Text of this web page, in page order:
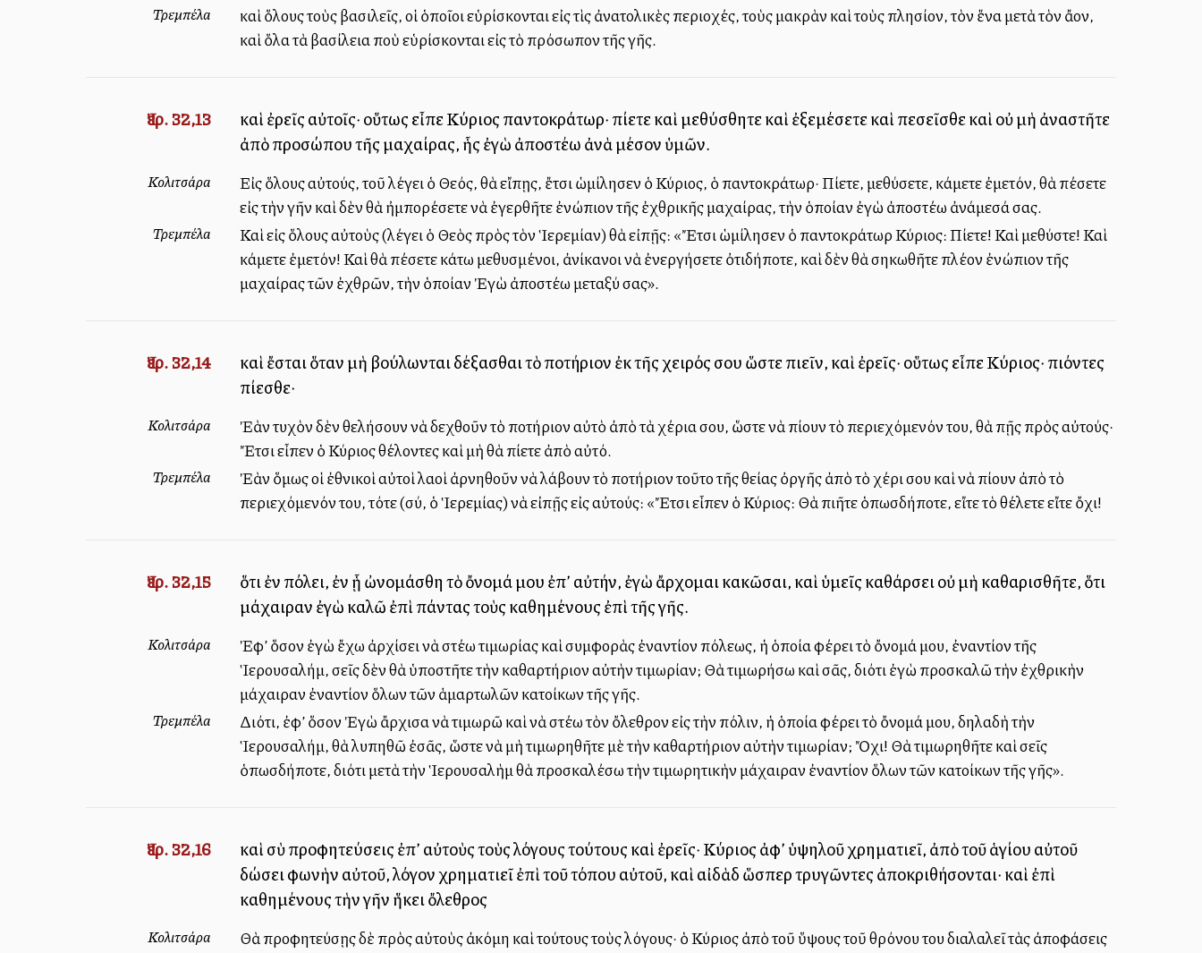
Τρεμπέλα
καὶ ὅλους τοὺς βασιλεῖς, οἱ ὁποῖοι εὑρίσκονται εἰς τὶς ἀνατολικὲς περιοχές, τοὺς μακρὰν καὶ τοὺς πλησίον, τὸν ἕνα μετὰ τὸν ἄλλον,
καὶ ὅλα τὰ βασίλεια ποὺ εὑρίσκονται εἰς τὸ πρόσωπον τῆς γῆς.
Ἰερ. 32,13
καὶ ἐρεῖς αὐτοῖς· οὕτως εἶπε Κύριος παντοκράτωρ· πίετε καὶ μεθύσθητε καὶ ἐξεμέσετε καὶ πεσεῖσθε καὶ οὐ μὴ ἀναστῆτε
ἀπὸ προσώπου τῆς μαχαίρας, ἧς ἐγὼ ἀποστέλλω ἀνὰ μέσον ὑμῶν.
Κολιτσάρα
Εἰς ὅλους αὐτούς, τοῦ λέγει ὁ Θεός, θὰ εἴπῃς, ἔτσι ὡμίλησεν ὁ Κύριος, ὁ παντοκράτωρ· Πίετε, μεθύσετε, κάμετε ἐμετόν, θὰ πέσετε
εἰς τὴν γῆν καὶ δὲν θὰ ἠμπορέσετε νὰ ἐγερθῆτε ἐνώπιον τῆς ἐχθρικῆς μαχαίρας, τὴν ὁποίαν ἐγὼ ἀποστέλλω ἀνάμεσά σας.
Τρεμπέλα
Καὶ εἰς ὅλους αὐτοὺς (λέγει ὁ Θεὸς πρὸς τὸν Ἱερεμίαν) θὰ εἰπῇς: «Ἔτσι ὡμίλησεν ὁ παντοκράτωρ Κύριος: Πίετε! Καὶ μεθύστε! Καὶ
κάμετε ἐμετόν! Καὶ θὰ πέσετε κάτω μεθυσμένοι, ἀνίκανοι νὰ ἐνεργήσετε ὀτιδήποτε, καὶ δὲν θὰ σηκωθῆτε πλέον ἐνώπιον τῆς
μαχαίρας τῶν ἐχθρῶν, τὴν ὁποίαν Ἐγὼ ἀποστέλλω μεταξύ σας».
Ἰερ. 32,14
καὶ ἔσται ὅταν μὴ βούλωνται δέξασθαι τὸ ποτήριον ἐκ τῆς χειρός σου ὥστε πιεῖν, καὶ ἐρεῖς· οὕτως εἶπε Κύριος· πιόντες
πίεσθε·
Κολιτσάρα
Ἐὰν τυχὸν δὲν θελήσουν νὰ δεχθοῦν τὸ ποτήριον αὐτὸ ἀπὸ τὰ χέρια σου, ὥστε νὰ πίουν τὸ περιεχόμενόν του, θὰ πῇς πρὸς αὐτούς·
Ἔτσι εἶπεν ὁ Κύριος θέλοντες καὶ μὴ θὰ πίετε ἀπὸ αὐτό.
Τρεμπέλα
Ἐὰν ὅμως οἱ ἐθνικοὶ αὐτοὶ λαοὶ ἀρνηθοῦν νὰ λάβουν τὸ ποτήριον τοῦτο τῆς θείας ὀργῆς ἀπὸ τὸ χέρι σου καὶ νὰ πίουν ἀπὸ τὸ
περιεχόμενόν του, τότε (σύ, ὁ Ἱερεμίας) νὰ εἰπῇς εἰς αὐτούς: «Ἔτσι εἶπεν ὁ Κύριος: Θὰ πιῆτε ὁπωσδήποτε, εἴτε τὸ θέλετε εἴτε ὄχι!
Ἰερ. 32,15
ὅτι ἐν πόλει, ἐν ᾗ ὠνομάσθη τὸ ὄνομά μου ἐπ’ αὐτήν, ἐγὼ ἄρχομαι κακῶσαι, καὶ ὑμεῖς καθάρσει οὐ μὴ καθαρισθῆτε, ὅτι
μάχαιραν ἐγὼ καλῶ ἐπὶ πάντας τοὺς καθημένους ἐπὶ τῆς γῆς.
Κολιτσάρα
Ἐφ’ ὅσον ἐγὼ ἔχω ἀρχίσει νὰ στέλλω τιμωρίας καὶ συμφορὰς ἐναντίον πόλεως, ἡ ὁποία φέρει τὸ ὄνομά μου, ἐναντίον τῆς
Ἱερουσαλήμ, σεῖς δὲν θὰ ὑποστῆτε τὴν καθαρτήριον αὐτὴν τιμωρίαν; Θὰ τιμωρήσω καὶ σᾶς, διότι ἐγὼ προσκαλῶ τὴν ἐχθρικὴν
μάχαιραν ἐναντίον ὅλων τῶν ἁμαρτωλῶν κατοίκων τῆς γῆς.
Τρεμπέλα
Διότι, ἐφ’ ὅσον Ἐγὼ ἄρχισα νὰ τιμωρῶ καὶ νὰ στέλλω τὸν ὄλεθρον εἰς τὴν πόλιν, ἡ ὁποία φέρει τὸ ὄνομά μου, δηλαδὴ τὴν
Ἱερουσαλήμ, θὰ λυπηθῶ ἐσᾶς, ὥστε νὰ μὴ τιμωρηθῆτε μὲ τὴν καθαρτήριον αὐτὴν τιμωρίαν; Ὄχι! Θὰ τιμωρηθῆτε καὶ σεῖς
ὁπωσδήποτε, διότι μετὰ τὴν Ἱερουσαλὴμ θὰ προσκαλέσω τὴν τιμωρητικὴν μάχαιραν ἐναντίον ὅλων τῶν κατοίκων τῆς γῆς».
Ἰερ. 32,16
καὶ σὺ προφητεύσεις ἐπ’ αὐτοὺς τοὺς λόγους τούτους καὶ ἐρεῖς· Κύριος ἀφ’ ὑψηλοῦ χρηματιεῖ, ἀπὸ τοῦ ἁγίου αὐτοῦ
δώσει φωνὴν αὐτοῦ, λόγον χρηματιεῖ ἐπὶ τοῦ τόπου αὐτοῦ, καὶ αἰδὰδ ὥσπερ τρυγῶντες ἀποκριθήσονται· καὶ ἐπὶ
καθημένους τὴν γῆν ἥκει ὄλεθρος
Κολιτσάρα
Θὰ προφητεύσῃς δὲ πρὸς αὐτοὺς ἀκόμη καὶ τούτους τοὺς λόγους· ὁ Κύριος ἀπὸ τοῦ ὕψους τοῦ θρόνου του διαλαλεῖ τὰς ἀποφάσεις